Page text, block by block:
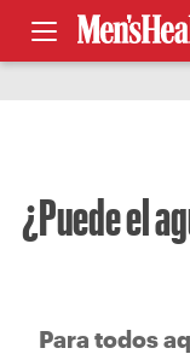
¿Puede el
Para todos